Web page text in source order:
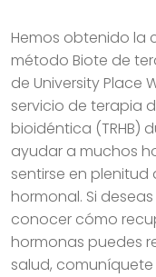
Hemos obtenido la
método Biote de
de University Place
servicio de terapia
bioidéntica (TRHB)
ayudar a muchos
sentirse en
hormonal. Si
conocer cómo
hormonas puedes
salud,